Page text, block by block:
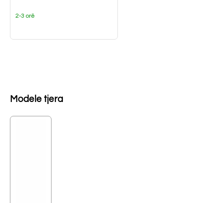
2-3 orë
Modele tjera